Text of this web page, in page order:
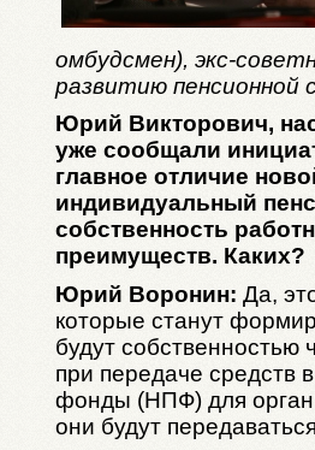
омбудсмен), экс-
развитию
Юрий Викторович,
уже сообщали
главное отличие
индивидуальный
собственность
преимуществ. Каких?
Юрий Воронин: Да,
которые станут
будут собственностью
при передаче средств
фонды (НПФ) для
они будут